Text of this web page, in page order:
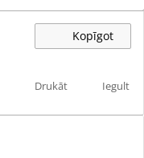
Kopīgot
Drukāt Iegult